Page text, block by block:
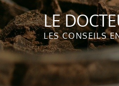
Skip
to
content
LE
LES CONSEILS